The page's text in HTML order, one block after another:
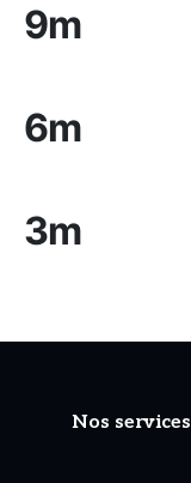
9m
6m
3m
Nos services